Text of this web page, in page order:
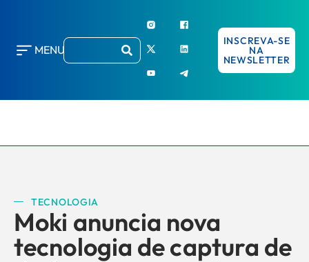
MENU
INSCREVA-SE
NA
NEWSLETTER
TECNOLOGIA
Moki anuncia nova
tecnologia de captura de